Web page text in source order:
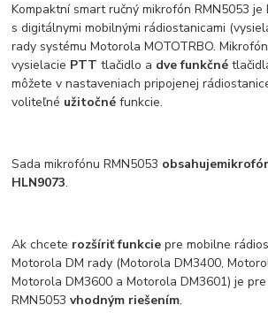
Kompaktní smart ručný mikrofón RMN5053
s digitálnymi mobilnými rádiostanicami
rady systému Motorola MOTOTRBO. Mikrofón
vysielacie PTT tlačidlo a dve funkčné
môžete v nastaveniach pripojenej
voliteľné užitočné funkcie.
Sada mikrofónu RMN5053 obsahuje
HLN9073.
Ak chcete rozšíriť funkcie pre mobilne
Motorola DM rady (Motorola DM3400,
Motorola DM3600 a Motorola DM3601) je
RMN5053vhodným riešením.